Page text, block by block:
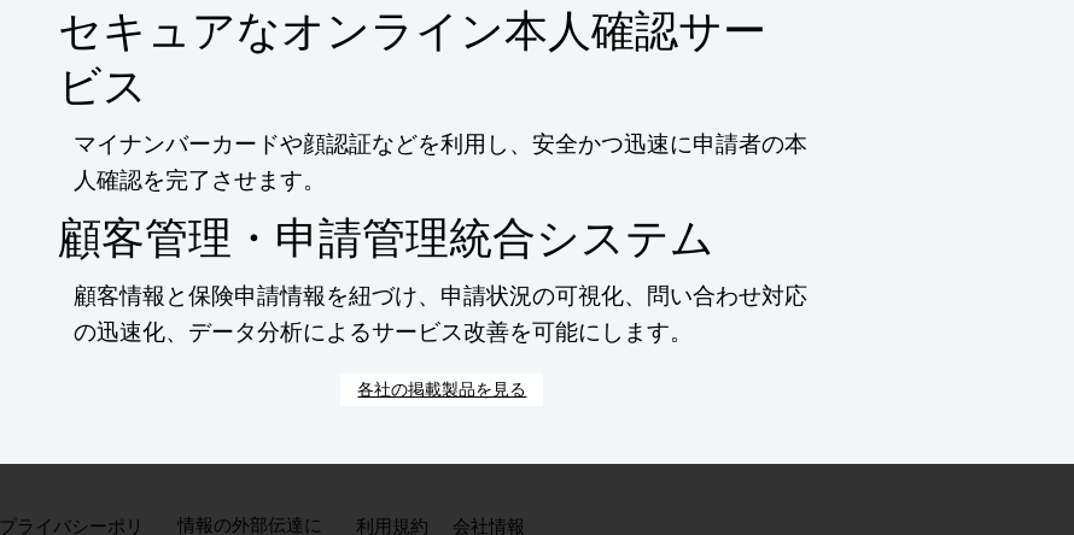
セキュアなオンライン本人確認サー
ビス
マイナンバーカードや顔認証などを利用し、安全かつ迅速に申請者の本
人確認を完了させます。
顧客管理・申請管理統合システム
顧客情報と保険申請情報を紐づけ、申請状況の可視化、問い合わせ対応
の迅速化、データ分析によるサービス改善を可能にします。
各社の掲載製品を見る
​プライバシーポリ ​情報の外部伝達に 利用規約 会社情報